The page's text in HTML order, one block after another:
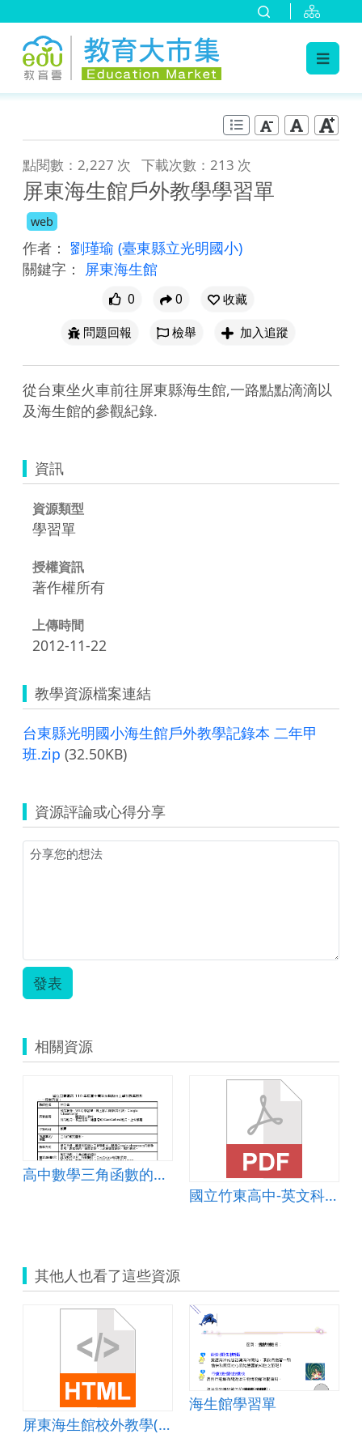
點閱數：2,227 次 下載次數：213 次
屏東海生館戶外教學學習單
web
作者： 劉瑾瑜 (臺東縣立光明國小)
關鍵字：
屏東海生館
0 0
收藏
問題回報
檢舉 加入追蹤
從台東坐火車前往屏東縣海生館,一路點點滴滴以
及海生館的參觀紀錄.
資訊
資源類型
學習單
授權資訊
著作權所有
上傳時間
2012-11-22
教學資源檔案連結
台東縣光明國小海生館戶外教學記錄本 二年甲
班.zip (32.50KB)
資源評論或心得分享
發表
相關資源
高中數學三角函數的圖形
國立竹東高中-英文科B1U5 The Life of a Plastic Bag
其他人也看了這些資源
屏東海生館校外教學(學習單)
海生館學習單